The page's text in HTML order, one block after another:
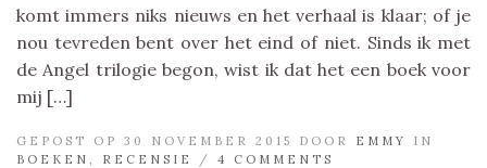
komt immers niks nieuws en het verhaal is klaar; of je
nou tevreden bent over het eind of niet. Sinds ik met
de Angel trilogie begon, wist ik dat het een boek voor
mij […]
GEPOST OP 30 NOVEMBER 2015 DOOR EMMY
IN
BOEKEN
RECENSIE / 4 COMMENTS